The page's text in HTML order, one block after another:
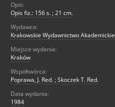
Opis:
Opis fiz.: 156 s. ; 21 cm.
Wydawca:
Krakowskie Wydawnictwo Akademickie
Miejsce wydania:
Kraków
Współtwórca:
Poprawa, J. Red. ; Skoczek T. Red.
Data wydania:
1984